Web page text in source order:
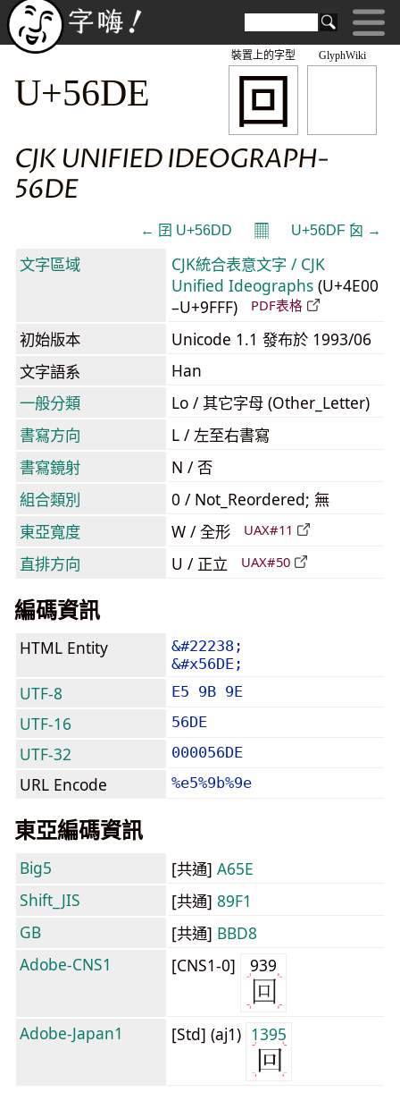
GlyphWiki
回
裝置上的字型
U+56DE
CJK UNIFIED IDEOGRAPH-
56DE
← 囝 U+56DD 𝄜 U+56DF 囟 →
文字區域
CJK統合表意文字 / CJK
Unified Ideographs (U+4E00
–U+9FFF)
PDF表格
初始版本
Unicode 1.1 發布於 1993/06
文字語系
Han
一般分類
Lo / 其它字母 (Other_Letter)
書寫方向
L / 左至右書寫
書寫鏡射
N / 否
組合類別
0 / Not_Reordered; 無
東亞寬度
W / 全形 UAX#11
直排方向 U / 正立 UAX#50
編碼資訊
HTML Entity
&#22238;
&#x56DE;
UTF-8 E5 9B 9E
UTF-16 56DE
UTF-32 000056DE
URL Encode %e5%9b%9e
東亞編碼資訊
Big5 [共通] A65E
Shift_JIS
[共通] 89F1
GB
[共通] BBD8
Adobe-CNS1
[CNS1-0] 939
Adobe-Japan1 [Std] (aj1) 1395